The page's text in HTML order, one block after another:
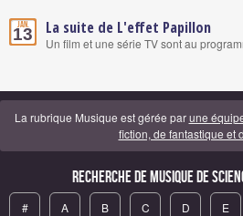
Jan.
13 La suite de L'effet Papillon
Un film et une série TV sont au
La rubrique Musique est gérée parune
fiction, de fantastique et
Recherche de Musique de
# A B C D E